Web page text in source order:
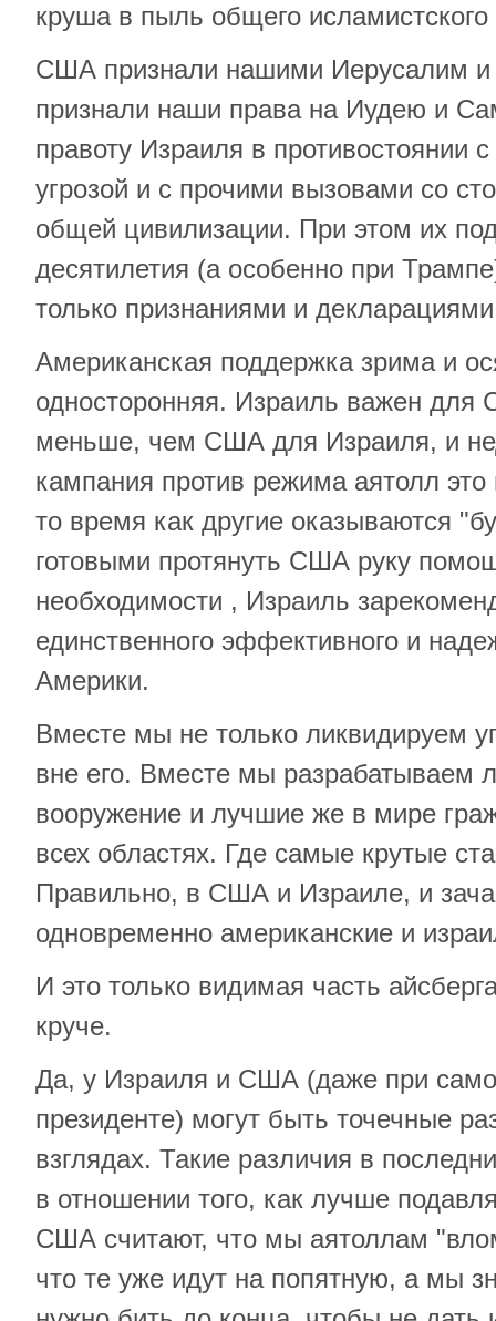
круша в пыль общего исламистского
США признали нашими Иерусалим и
признали наши права на Иудею и
правоту Израиля в противостоянии
угрозой и с прочими вызовами со
общей цивилизации. При этом их
десятилетия (а особенно при
только признаниями и
Американская поддержка зрима и
односторонняя. Израиль важен для
меньше, чем США для Израиля, и
кампания против режима аятолл
то время как другие оказываются
готовыми протянуть США руку
необходимости , Израиль
единственного эффективного и
Америки.
Вместе мы не только ликвидируем
вне его. Вместе мы разрабатываем
вооружение и лучшие же в мире
всех областях. Где самые крутые
Правильно, в США и Израиле, и
одновременно американские и
И это только видимая часть
круче.
Да, у Израиля и США (даже при
президенте) могут быть точечные
взглядах. Такие различия в
в отношении того, как лучше
США считают, что мы аятоллам
что те уже идут на попятную, а мы